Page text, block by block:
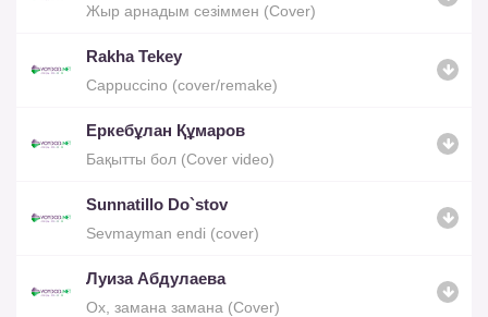
Жыр арнадым сезіммен (Cover)
Rakha Tekey
Cappuccino (cover/remake)
Eркебұлан Құмаров
Бақытты бол (Cover video)
Sunnatillo Do`stov
Sevmayman endi (cover)
Луиза Абдулаева
Ох, замана замана (Cover)